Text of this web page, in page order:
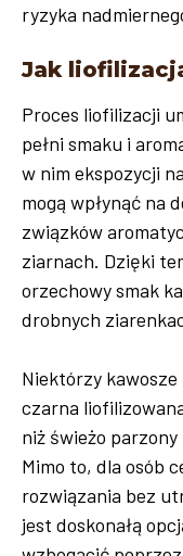
ryzyka
Jak
Proces liofilizacji
pełni smaku i
w nim ekspozycji
mogą wpłynąć na
związków
ziarnach. Dzięki
orzechowy smak
drobnych
Niektórzy kawosze
czarna
niż świeżo
Mimo to, dla osób
rozwiązania bez
jest doskonałą